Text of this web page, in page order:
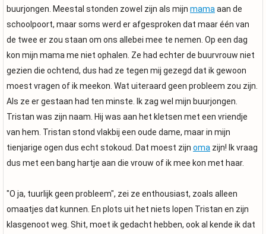
buurjongen. Meestal stonden zowel zijn als mijn mama aan de
schoolpoort, maar soms werd er afgesproken dat maar één van
de twee er zou staan om ons allebei mee te nemen. Op een dag
kon mijn mama me niet ophalen. Ze had echter de buurvrouw niet
gezien die ochtend, dus had ze tegen mij gezegd dat ik gewoon
moest vragen of ik meekon. Wat uiteraard geen probleem zou zijn.
Als ze er gestaan had ten minste. Ik zag wel mijn buurjongen.
Tristan was zijn naam. Hij was aan het kletsen met een vriendje
van hem. Tristan stond vlakbij een oude dame, maar in mijn
tienjarige ogen dus echt stokoud. Dat moest zijn oma zijn! Ik vraag
dus met een bang hartje aan die vrouw of ik mee kon met haar.
"O ja, tuurlijk geen probleem", zei ze enthousiast, zoals alleen
omaatjes dat kunnen. En plots uit het niets lopen Tristan en zijn
klasgenoot weg. Shit, moet ik gedacht hebben, ook al kende ik dat